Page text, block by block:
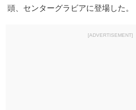
頭、センターグラビアに登場した。
[ADVERTISEMENT]